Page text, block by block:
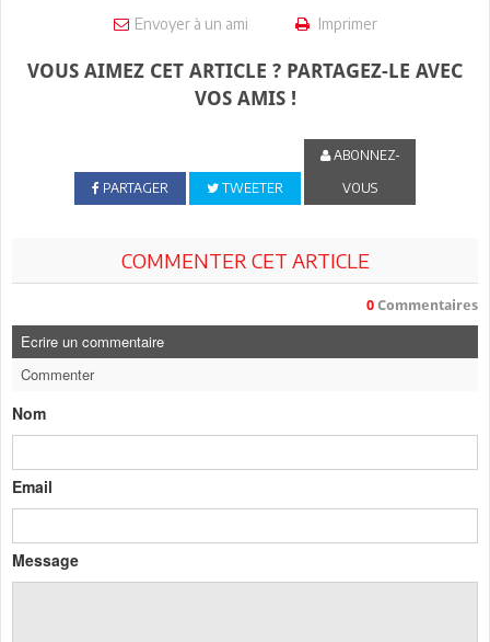
Envoyer à un ami Imprimer
VOUS AIMEZ CET ARTICLE ? PARTAGEZ-LE AVEC
VOS AMIS !
PARTAGER TWEETER
ABONNEZ-
VOUS
COMMENTER CET ARTICLE
0 Commentaires
Ecrire un commentaire
Commenter
Nom
Email
Message